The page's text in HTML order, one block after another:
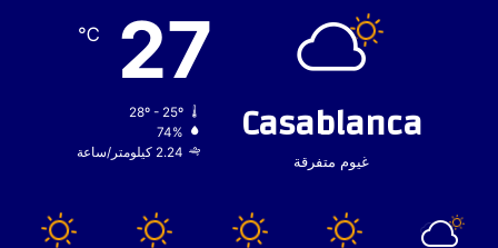
Casablanca
غيوم متفرقة
27
℃
28º - 25º
74%
2.24 كيلومتر/ساعة